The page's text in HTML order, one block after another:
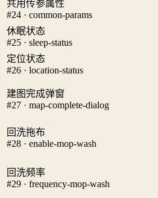
共用传参属性
#24 · common-params
休眠状态
#25 · sleep-status
定位状态
#26 · location-status
建图完成弹窗
#27 · map-complete-dialog
回洗拖布
#28 · enable-mop-wash
回洗频率
#29 · frequency-mop-wash